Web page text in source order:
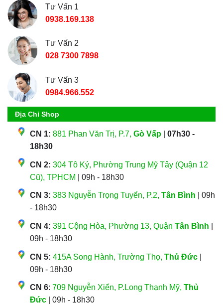
Tư Vấn 1
0938.169.138
Tư Vấn 2
028 7300 7898
Tư Vấn 3
0984.966.552
Địa Chỉ Shop
CN 1: 881 Phan Văn Trị, P.7, Gò Vấp
07h30 -
18h30
CN 2: 304 Tô Ký, Phường Trung Mỹ Tây (Quận 12
Cũ), TPHCM
| 09h - 18h30
CN 3: 383 Nguyễn Trọng Tuyển, P.2, Tân Bình | 09h
- 18h30
CN 4: 391 Cộng Hòa, Phường 13, Quận Tân Bình
09h - 18h30
CN 5: 415A Song Hành, Trường Thọ, Thủ Đức
09h - 18h30
CN 6: 709 Nguyễn Xiển, P.Long Thạnh Mỹ, Thủ
Đức | 09h - 18h30